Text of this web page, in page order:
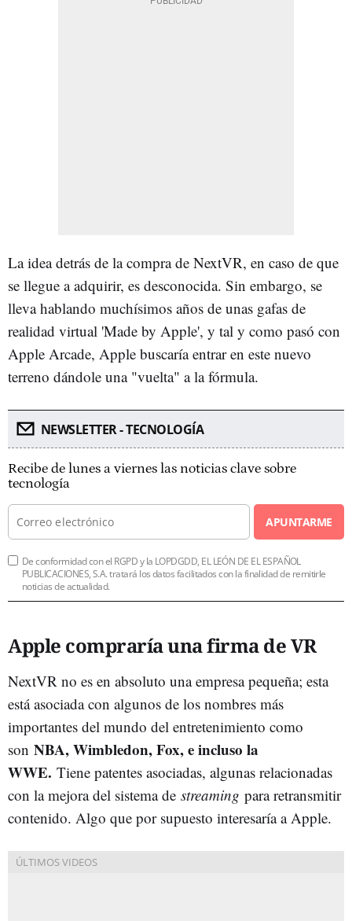
La idea detrás de la compra de NextVR, en caso de que
se llegue a adquirir, es desconocida. Sin embargo, se
lleva hablando muchísimos años de unas gafas de
realidad virtual 'Made by Apple', y tal y como pasó con
Apple Arcade, Apple buscaría entrar en este nuevo
terreno dándole una "vuelta" a la fórmula.
NEWSLETTER - TECNOLOGÍA
Recibe de lunes a viernes las noticias clave sobre
tecnología
APUNTARME
De conformidad con el RGPD y la LOPDGDD, EL LEÓN DE EL ESPAÑOL
PUBLICACIONES, S.A. tratará los datos facilitados con la finalidad de remitirle
noticias de actualidad.
Apple compraría una firma de VR
NextVR no es en absoluto una empresa pequeña; esta
está asociada con algunos de los nombres más
importantes del mundo del entretenimiento como
son NBA, Wimbledon, Fox, e incluso la
WWE. Tiene patentes asociadas, algunas relacionadas
con la mejora del sistema de streaming para retransmitir
contenido. Algo que por supuesto interesaría a Apple.